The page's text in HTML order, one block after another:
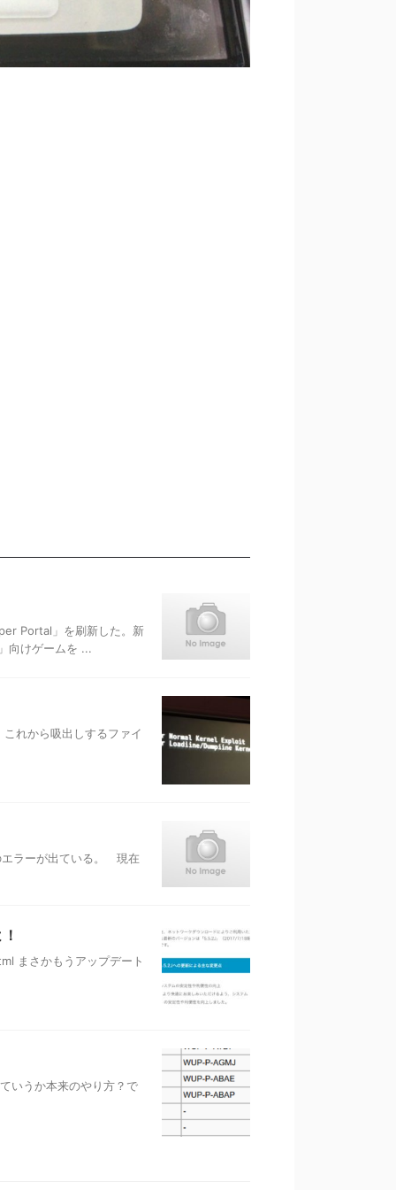
Portal」を刷新した。新
向けゲームを ...
れから吸出しするファイ
エラーが出ている。 現在
さかもうアップデート
いうか本来のやり方？で